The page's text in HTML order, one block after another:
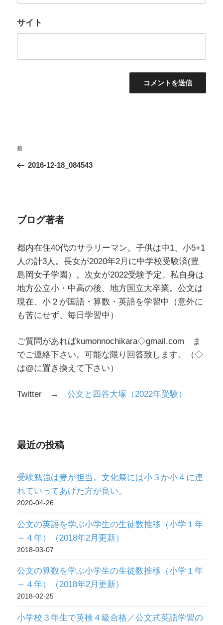
サイト
ナ
シ
ン
過
去
前
2016-12-18_084543
ブログ著者
都内在住40代のサラリーマン。子供は中1、小5+1
人の計3人。長女が2020年2月に中学校受験済(豊
島岡女子学園）。次女が2022受験予定。私自身は
地方公立小・中高の後、地方国立大卒業。公文は
現在、小２が国語・算数・英語を学習中（意外に
も苦にせず、毎日学習中）
ご質問があればkumonnochikara◇gmail.com ま
でご連絡下さい。可能な限り回答致します。（◇
は@に置き換えて下さい）
Twitter → 公文と四谷大塚（2022年受験）
最近の投稿
受験勉強は妻が担当。文化祭には小３か小４に連
れていってあげた方が良い。
2020-04-26
公文の英語を学ぶ小学生の生徒数推移（小学１年
～４年）（2018年2月更新）
2018-03-07
公文の算数を学ぶ小学生の生徒数推移（小学１年
～４年）（2018年2月更新）
2018-02-25
小学校３年生で英検４級合格／公文式英語学習の